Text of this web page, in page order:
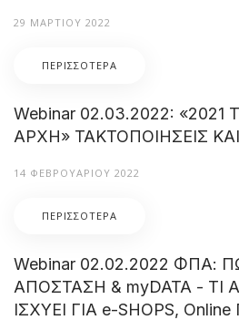
29 ΜΑΡΤΊΟΥ 2022
ΠΕΡΙΣΣΌΤΕΡΑ
Webinar 02.03.2022: «2021
ΑΡΧΗ» ΤΑΚΤΟΠΟΙΗΣΕΙΣ
14 ΦΕΒΡΟΥΑΡΊΟΥ 2022
ΠΕΡΙΣΣΌΤΕΡΑ
Webinar 02.02.2022 ΦΠΑ:
ΑΠΟΣΤΑΣΗ & myDATA - ΤΙ
ΙΣΧΥΕΙ ΓΙΑ e-SHOPS,